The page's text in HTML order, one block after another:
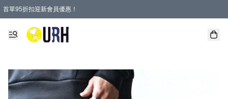
首單95折扣迎新會員優惠！
特選會員可享全單低至 95 折優惠！
單一訂單滿HKD600(澳門HKD800)包郵寄順豐送到家。